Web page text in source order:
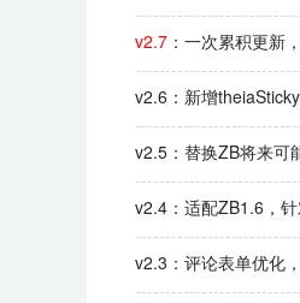
v2.7 ：一次累积更新
v2.6：新增
v2.5：替换ZB将来可
v2.4：适配ZB1.6，
v2.3：评论表单优化